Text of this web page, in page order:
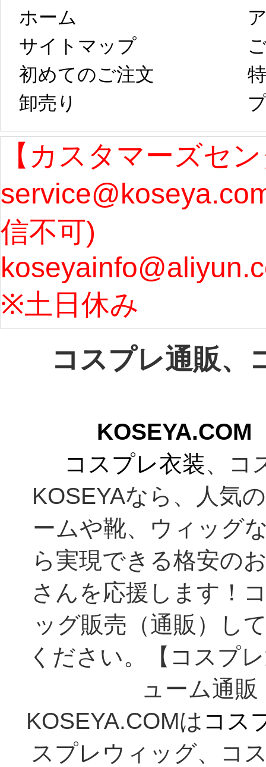
は、2月25日から
コスプレ制作、
発送予定となり
ます。 ...[more]
字半
第二
たし
ル期
まで
う...
ホーム
サイトマップ
初めてのご注文
卸売り
【カスタマーズセ
信不可)
※土日休み
コスプレ通販、
コスプレ衣装、コ
KOSEYAなら、人気
ームや靴、ウィッグ
ら実現できる格安の
さんを応援します！
ッグ販売（通販）し
ください。【コスプ
ューム通
KOSEYA.COMは コス
スプレウィッグ、コ